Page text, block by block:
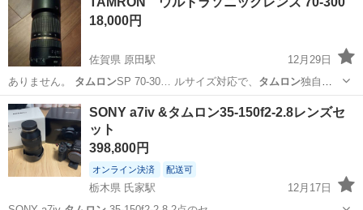
18,000円
佐賀県 原田駅
12月29日
ありません。 タムロンSP 70-30… ルサイズ対応で、 タムロン独自の
手ブレ補正…
佐賀 鳥栖市 カメラ
SONY a7iv &タムロン35-150f2-2.8レンズセ
ット
398,800円
オンライン決済 配送可
栃木県 氏家駅
12月17日